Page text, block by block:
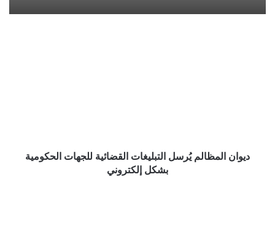
ديوان المظالم يُرسل التبليغات القضائية للجهات الحكومية
بشكل إلكتروني